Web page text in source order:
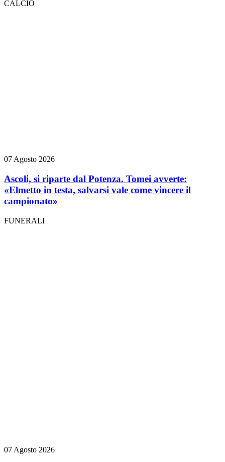
CALCIO
07 Agosto 2026
Ascoli, si riparte dal Potenza. Tomei avverte:
«Elmetto in testa, salvarsi vale come vincere il
campionato»
FUNERALI
07 Agosto 2026